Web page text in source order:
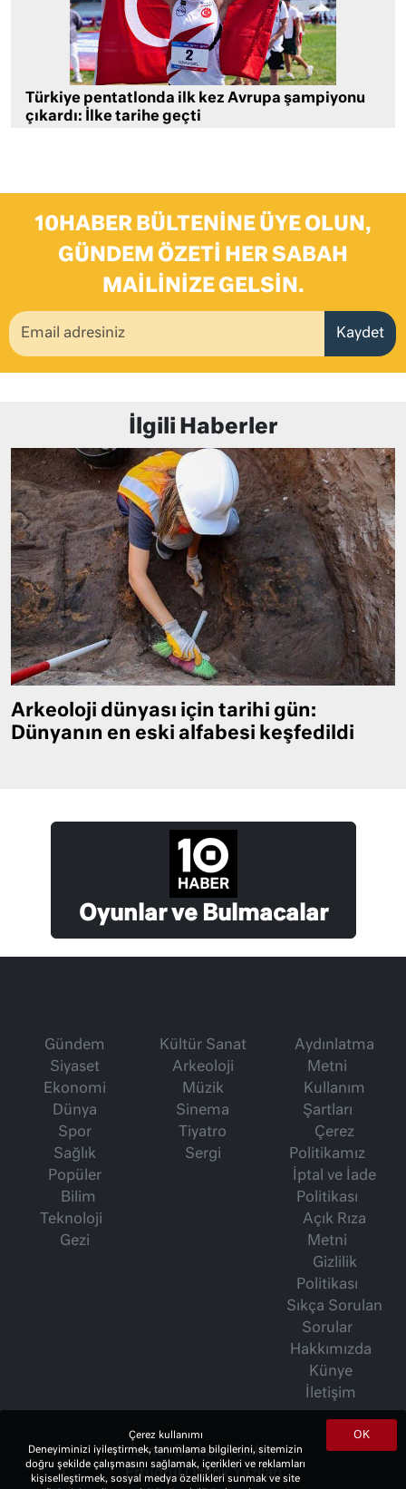
Türkiye pentatlonda ilk kez Avrupa şampiyonu
çıkardı: İlke tarihe geçti
10HABER BÜLTENINE ÜYE OLUN,
GÜNDEM ÖZETI HER SABAH
MAILINIZE GELSIN.
Kaydet
İlgili Haberler
Arkeoloji dünyası için tarihi gün:
Dünyanın en eski alfabesi keşfedildi
Oyunlar ve Bulmacalar
Gündem
Siyaset
Ekonomi
Dünya
Spor
Sağlık
Popüler
Bilim
Teknoloji
Gezi
Kültür Sanat
Arkeoloji
Müzik
Sinema
Tiyatro
Sergi
Aydınlatma
Metni
Kullanım
Şartları
Çerez
Politikamız
İptal ve İade
Politikası
Açık Rıza
Metni
Gizlilik
Politikası
Sıkça Sorulan
Sorular
Hakkımızda
Künye
İletişim
İsmet Berkan Yazıları
Ertuğrul Özkök Yazıları
OK
Çerez kullanımı
Deneyiminizi iyileştirmek, tanımlama bilgilerini, sitemizin
doğru şekilde çalışmasını sağlamak, içerikleri ve reklamları
kişiselleştirmek, sosyal medya özellikleri sunmak ve site